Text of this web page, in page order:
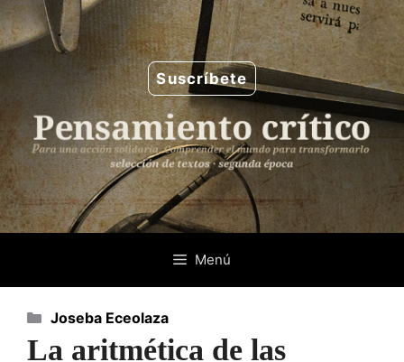
Saltar
al
contenido
Suscríbete
Menú
La aritmética de las
Categorías
Joseba Eceolaza